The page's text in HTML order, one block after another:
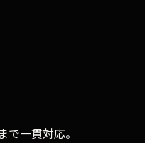
一貫対応。